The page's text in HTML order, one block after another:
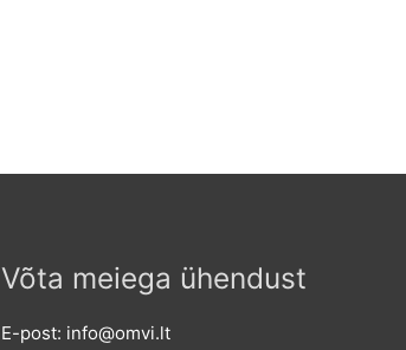
Võta meiega ühendust
E-post: info@omvi.lt